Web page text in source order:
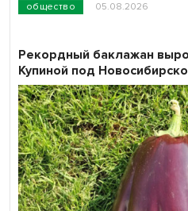
общество 05.08.2026
Рекордный баклажан
Купиной под